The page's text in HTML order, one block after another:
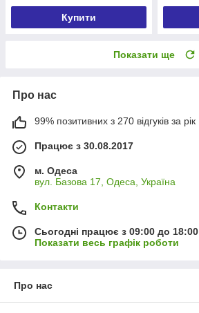
Купити
Показати ще
Про нас
99% позитивних з 270 відгуків за рік
Працює з 30.08.2017
м. Одеса
вул. Базова 17, Одеса, Україна
Контакти
Сьогодні працює з 09:00 до 18:00
Показати весь графік роботи
Про нас